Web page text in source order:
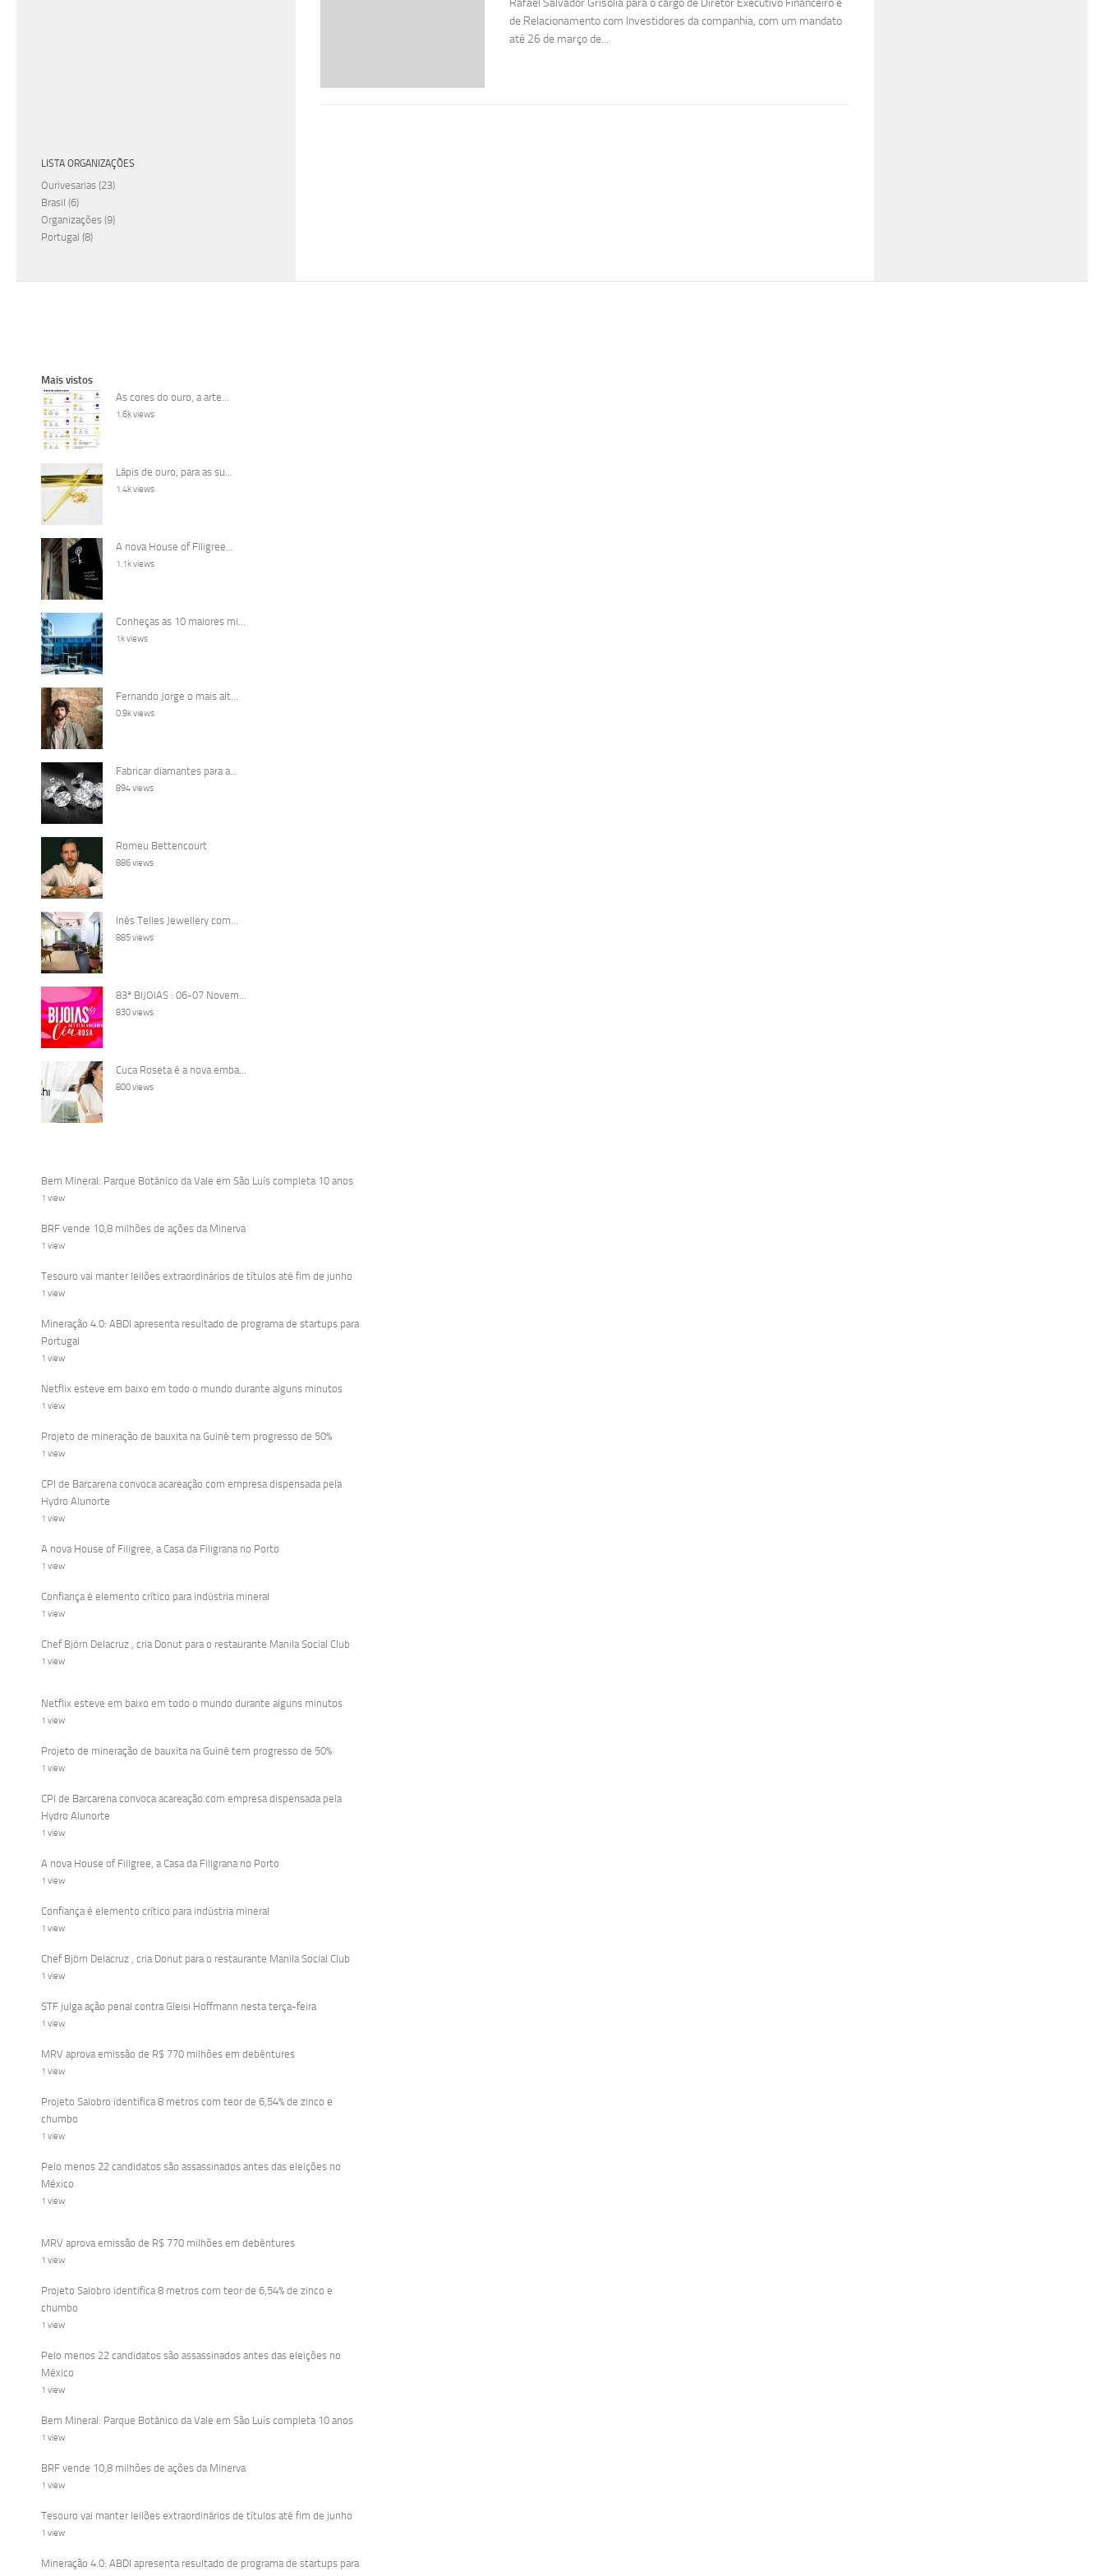
de Relacionamento com Investidores da companhia, com um mandato
até 26 de março de...
LISTA ORGANIZAÇÕES
Ourivesarias (23)
Brasil (6)
Organizações (9)
Portugal (8)
Mais vistos
As cores do ouro, a arte...
1.6k views
Lápis de ouro, para as su...
1.4k views
A nova House of Filigree...
1.1k views
Conheças as 10 maiores mi...
1k views
Fernando Jorge o mais alt...
0.9k views
Fabricar diamantes para a...
894 views
Romeu Bettencourt
886 views
Inês Telles Jewellery com...
885 views
83ª BIJOIAS : 06-07 Novem...
830 views
Cuca Roseta é a nova emba...
800 views
Bem Mineral: Parque Botânico da Vale em São Luís completa 10 anos
1 view
BRF vende 10,8 milhões de ações da Minerva
1 view
Tesouro vai manter leilões extraordinários de títulos até fim de junho
1 view
Mineração 4.0: ABDI apresenta resultado de programa de startups para
Portugal
1 view
Netflix esteve em baixo em todo o mundo durante alguns minutos
1 view
Projeto de mineração de bauxita na Guiné tem progresso de 50%
1 view
CPI de Barcarena convoca acareação com empresa dispensada pela
Hydro Alunorte
1 view
A nova House of Filigree, a Casa da Filigrana no Porto
1 view
Confiança é elemento crítico para indústria mineral
1 view
Chef Björn Delacruz , cria Donut para o restaurante Manila Social Club
1 view
Netflix esteve em baixo em todo o mundo durante alguns minutos
1 view
Projeto de mineração de bauxita na Guiné tem progresso de 50%
1 view
CPI de Barcarena convoca acareação com empresa dispensada pela
Hydro Alunorte
1 view
A nova House of Filigree, a Casa da Filigrana no Porto
1 view
Confiança é elemento crítico para indústria mineral
1 view
Chef Björn Delacruz , cria Donut para o restaurante Manila Social Club
1 view
STF julga ação penal contra Gleisi Hoffmann nesta terça-feira
1 view
MRV aprova emissão de R$ 770 milhões em debêntures
1 view
Projeto Salobro identifica 8 metros com teor de 6,54% de zinco e
chumbo
1 view
Pelo menos 22 candidatos são assassinados antes das eleições no
México
1 view
MRV aprova emissão de R$ 770 milhões em debêntures
1 view
Projeto Salobro identifica 8 metros com teor de 6,54% de zinco e
chumbo
1 view
Pelo menos 22 candidatos são assassinados antes das eleições no
México
1 view
Bem Mineral: Parque Botânico da Vale em São Luís completa 10 anos
1 view
BRF vende 10,8 milhões de ações da Minerva
1 view
Tesouro vai manter leilões extraordinários de títulos até fim de junho
1 view
Mineração 4.0: ABDI apresenta resultado de programa de startups para